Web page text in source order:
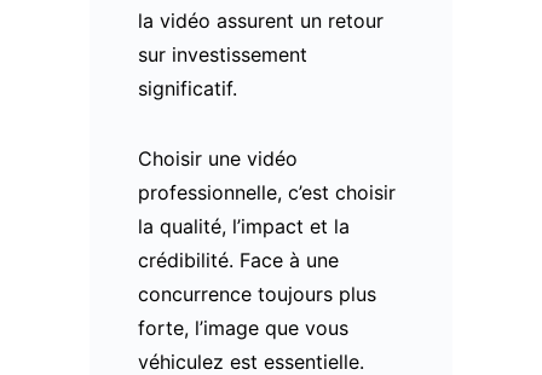
la vidéo assurent un retour
sur investissement
significatif.
Choisir une vidéo
professionnelle, c’est choisir
la qualité, l’impact et la
crédibilité. Face à une
concurrence toujours plus
forte, l’image que vous
véhiculez est essentielle.